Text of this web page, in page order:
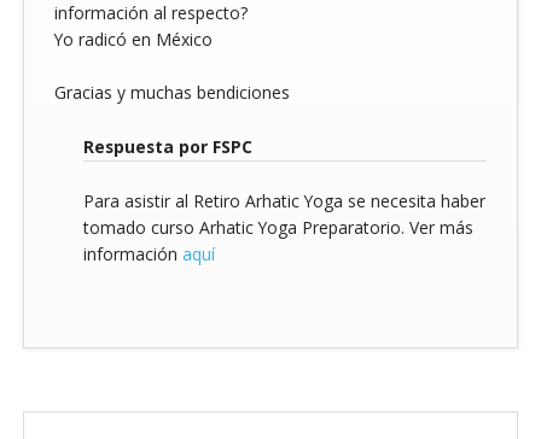
información al respecto?
Yo radicó en México
Gracias y muchas bendiciones
Respuesta por FSPC
Para asistir al Retiro Arhatic Yoga se necesita haber
tomado curso Arhatic Yoga Preparatorio. Ver más
informaciónaquí